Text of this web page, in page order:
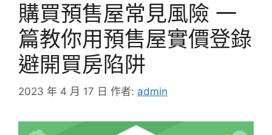
購買預售屋常見風險 一
篇教你用預售屋實價登錄
避開買房陷阱
2023 年 4 月 17 日 作者: admin